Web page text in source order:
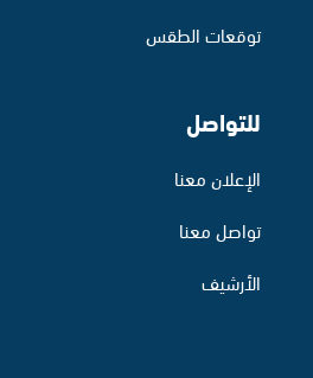
توقعات الطقس
للتواصل
الإعلان معنا
تواصل معنا
الأرشيف